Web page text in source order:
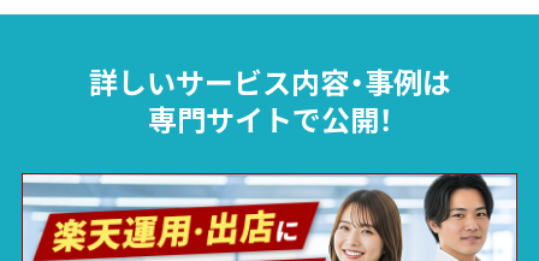
詳しいサービス内容・事例は
専門サイトで公開！